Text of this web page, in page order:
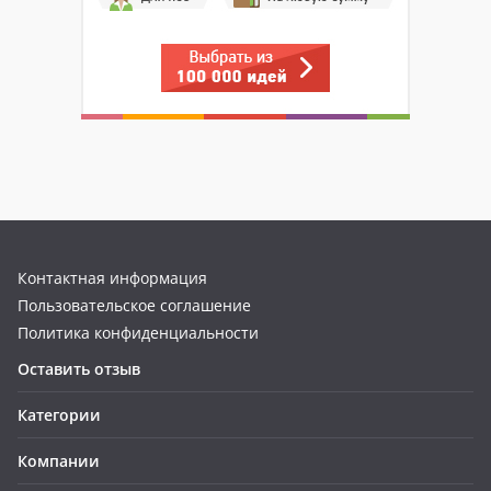
Контактная информация
Пользовательское соглашение
Политика конфиденциальности
Оставить отзыв
Категории
Компании